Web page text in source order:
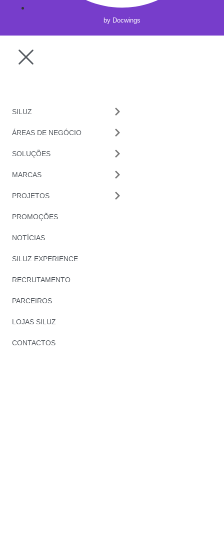
by Docwings
SILUZ
ÁREAS DE NEGÓCIO
SOLUÇÕES
MARCAS
PROJETOS
PROMOÇÕES
NOTÍCIAS
SILUZ EXPERIENCE
RECRUTAMENTO
PARCEIROS
LOJAS SILUZ
CONTACTOS